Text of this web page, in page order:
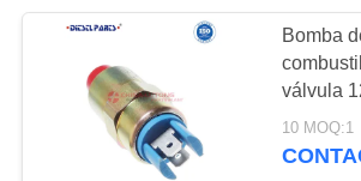
VÁSTAGO
VÁLVULA DEL
INYECTOR
de la
Bomba
válvula
para el
10 MOQ:1